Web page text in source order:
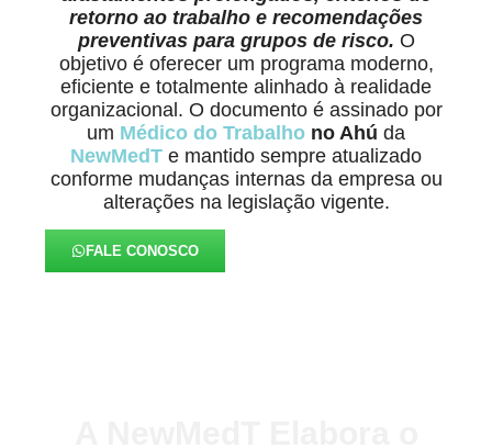
retorno ao trabalho e recomendações
preventivas para grupos de risco. O
objetivo é oferecer um programa moderno,
eficiente e totalmente alinhado à realidade
organizacional. O documento é assinado por
um Médico do Trabalho no Ahú da
NewMedT e mantido sempre atualizado
conforme mudanças internas da empresa ou
alterações na legislação vigente.
FALE CONOSCO